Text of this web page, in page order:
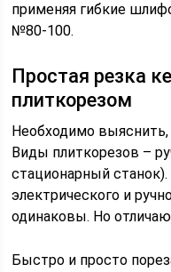
применяя гибкие
№80-100.
Простая резка
плиткорезом
Необходимо
Виды плиткорезов –
стационарный
электрического и
одинаковы. Но
Быстро и просто